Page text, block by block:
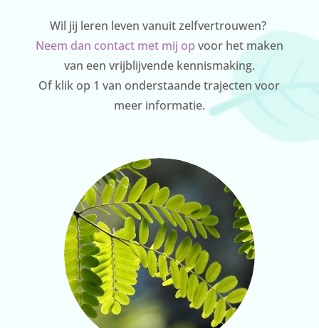
Wil jij leren leven vanuit zelfvertrouwen?
Neem dan contact met mij op voor het maken
van een vrijblijvende kennismaking.
Of klik op 1 van onderstaande trajecten voor
meer informatie.